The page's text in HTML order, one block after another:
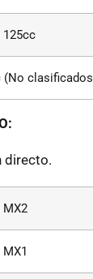
125cc
(No
directo.
MX2